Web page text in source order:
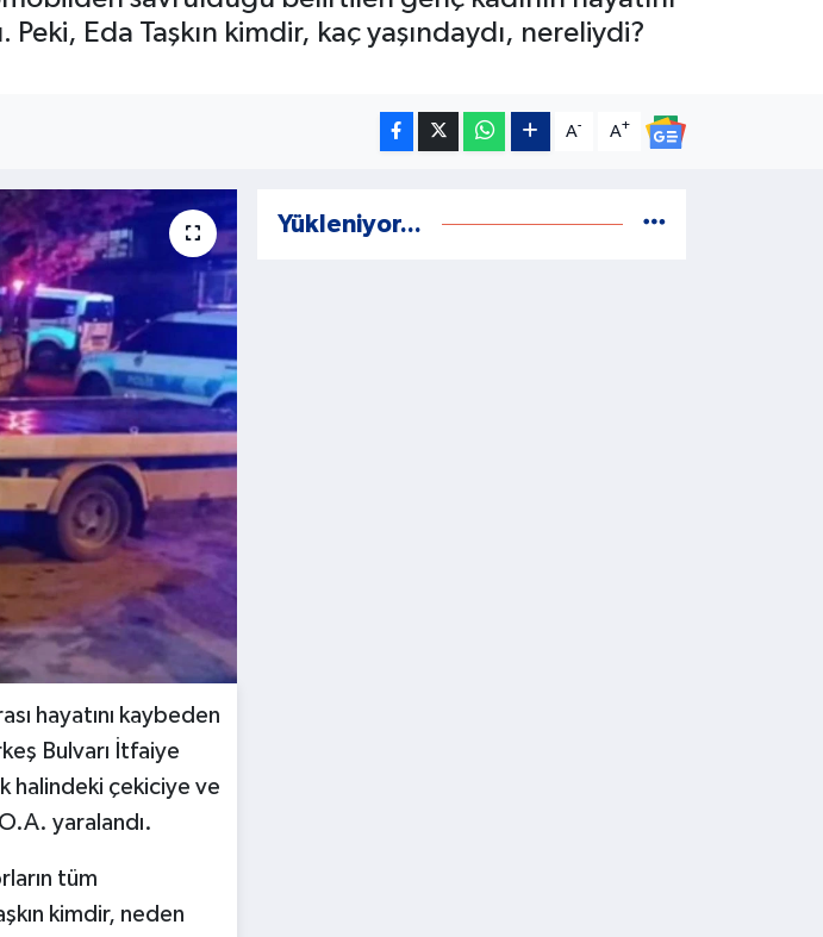
Eda Taşkın kimdir, kaç yaşındaydı, nereliydi?
A- A+
hayatını kaybeden
Bulvarı İtfaiye
halindeki çekiciye ve
yaralandı.
tüm
kimdir, neden
Yükleniyor...